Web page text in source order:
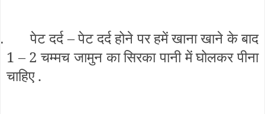
पेट दर्द – पेट दर्द होने पर हमें खाना खाने के बाद
1 – 2 चम्मच जामुन का सिरका पानी में घोलकर पीना
चाहिए .